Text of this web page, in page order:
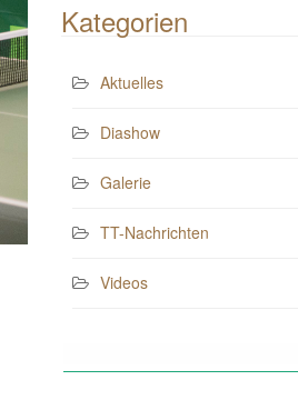
Kategorien
Aktuelles
Diashow
Galerie
TT-Nachrichten
Videos